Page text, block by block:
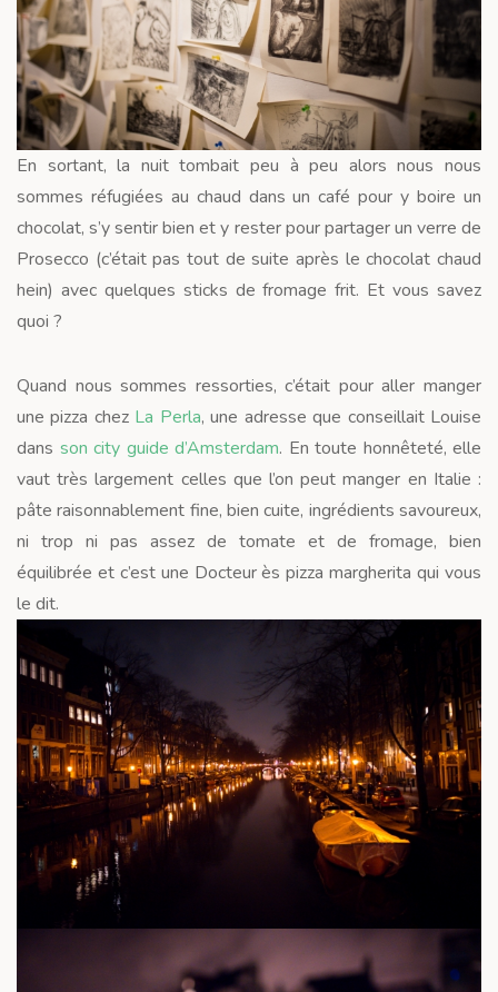
En sortant, la nuit tombait peu à peu alors nous nous
sommes réfugiées au chaud dans un café pour y boire un
chocolat, s’y sentir bien et y rester pour partager un verre de
Prosecco (c’était pas tout de suite après le chocolat chaud
hein) avec quelques sticks de fromage frit. Et vous savez
quoi ?
Quand nous sommes ressorties, c’était pour aller manger
une pizza chez La Perla, une adresse que conseillait Louise
dans son city guide d’Amsterdam. En toute honnêteté, elle
vaut très largement celles que l’on peut manger en Italie :
pâte raisonnablement fine, bien cuite, ingrédients savoureux,
ni trop ni pas assez de tomate et de fromage, bien
équilibrée et c’est une Docteur ès pizza margherita qui vous
le dit.